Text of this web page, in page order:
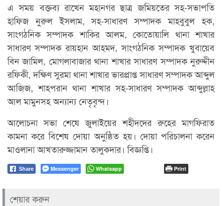
এ সময় বক্তব্য রাখেন মহানগর ছাত্র জমিয়তের সহ-সভাপতি
হাফিজ নুরুল ইসলাম, সহ-সাধারণ সম্পাদক মাহবুবুল হক,
সাংগঠনিক সম্পাদক শাকির আলম, কোতোয়ালি থানা শাখার
সাধারণ সম্পাদক রায়হান আহমদ, সাংগঠনিক সম্পাদক খুবায়েব
বিন জামিল, মোগলাবাজার থানা শাখার সাধারণ সম্পাদক নুরুদ্দীন
রফিকী, দক্ষিণ সুরমা থানা শাখার ভারপ্রাপ্ত সাধারণ সম্পাদক আব্দুল
আজিজ, শাহপরান থানা শাখার সহ-সাধারণ সম্পাদক আব্দুল্লাহ
আল মামুনসহ অন্যান্য নেতৃবৃন্দ।
আলোচনা সভা শেষে জুলাইয়ের শহীদদের রুহের মাগফিরাত
কামনা করে বিশেষ দোয়া অনুষ্ঠিত হয়। দোয়া পরিচালনা করেন
মাওলানা আখতারুজ্জামান তালুকদার। বিজ্ঞপ্তি।
Share Messenger Whatsapp Print
শেয়ার করুন